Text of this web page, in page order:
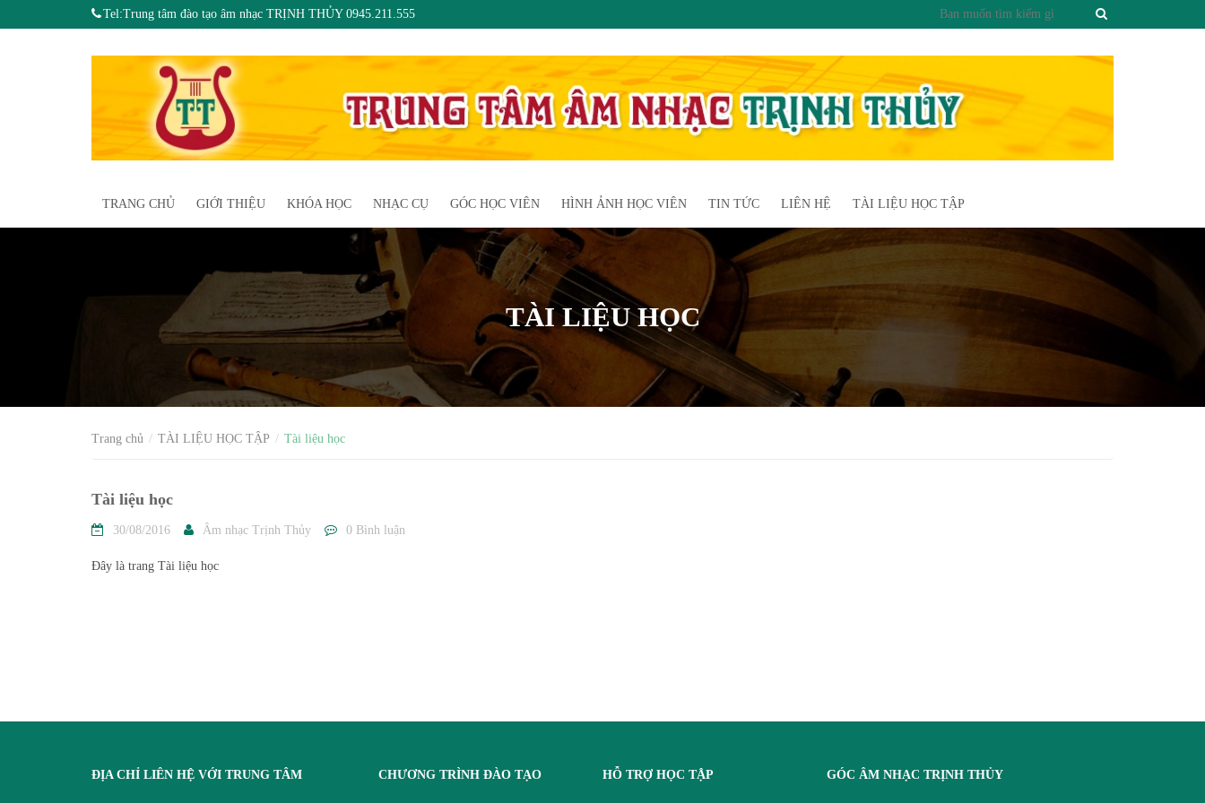
Tel:Trung tâm đào tạo âm nhạc TRỊNH THỦY 0945.211.555
TRANG CHỦ GIỚI THIỆU KHÓA HỌC NHẠC CỤ GÓC HỌC VIÊN HÌNH ẢNH HỌC VIÊN TIN TỨC LIÊN HỆ TÀI LIỆU HỌC TẬP
TÀI LIỆU HỌC
Trang chủ TÀI LIỆU HỌC TẬP Tài liệu học
Tài liệu học
30/08/2016 Âm nhạc Trịnh Thủy 0 Bình luận
Đây là trang Tài liệu học
ĐỊA CHỈ LIÊN HỆ VỚI TRUNG TÂM CHƯƠNG TRÌNH ĐÀO TẠO HỖ TRỢ HỌC TẬP GÓC ÂM NHẠC TRỊNH THỦY